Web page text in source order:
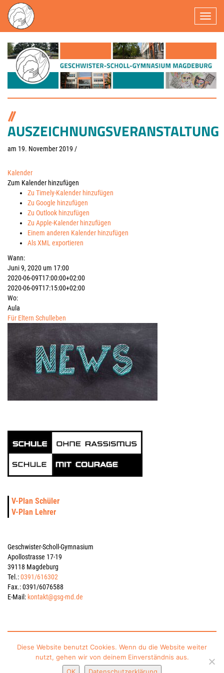
AUSZEICHNUNGSVERANSTALTUNG
am 19. November 2019 /
Kalender
Zum Kalender hinzufügen
Zu Timely-Kalender hinzufügen
Zu Google hinzufügen
Zu Outlook hinzufügen
Zu Apple-Kalender hinzufügen
Einem anderen Kalender hinzufügen
Als XML exportieren
Wann:
Juni 9, 2020 um 17:00
2020-06-09T17:00:00+02:00
2020-06-09T17:15:00+02:00
Wo:
Aula
Für Eltern Schulleben
V-Plan Schüler
V-Plan Lehrer
Geschwister-Scholl-Gymnasium
Apollostrasse 17-19
39118 Magdeburg
Tel.:0391/616302
Fax.: 0391/6076588
E-Mail: kontakt@gsg-md.de
gesponsert vom Schulverein Gymnasium „Geschwister-Scholl“ Magdeburg e.V.
Diese Website benutzt Cookies. Wenn du die Website weiter
nutzt, gehen wir von deinem Einverständnis aus.